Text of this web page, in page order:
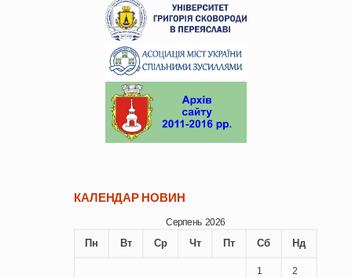
КАЛЕНДАР НОВИН
Серпень 2026
Пн Вт Ср Чт Пт Сб Нд
1 2